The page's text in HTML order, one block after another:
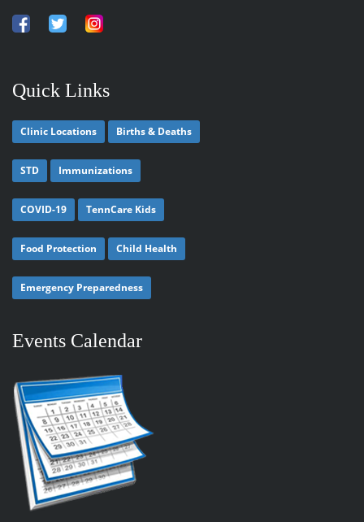
Quick Links
Clinic Locations Births & Deaths
STD Immunizations
COVID-19 TennCare Kids
Food Protection Child Health
Emergency Preparedness
Events Calendar